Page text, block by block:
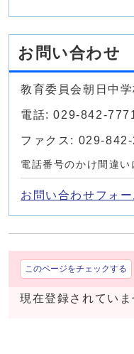
お問い合わせ
教育委員会朝日中学
電話: 029-842-
ファクス: 029-
電話番号のかけ間違い
お問い合わせフォー
このページをチェックする
現在登録されていま